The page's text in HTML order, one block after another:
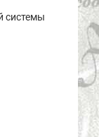
системы